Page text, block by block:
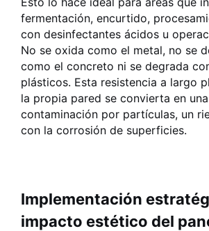
fermentación, encurtido,
con desinfectantes ácidos u
No se oxida como el metal, no se
como el concreto ni se degrada
plásticos. Esta resistencia a largo
la propia pared se convierta en
contaminación por partículas, un
con la corrosión de superficies.
Implementación
impacto estético del